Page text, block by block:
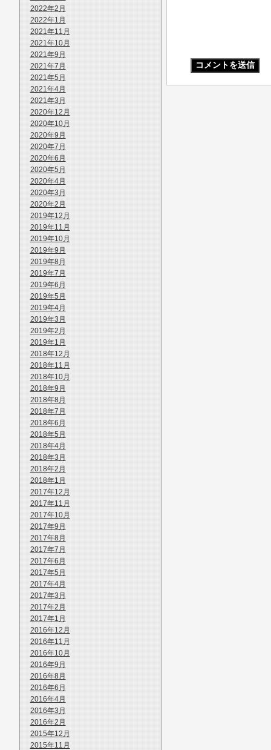
2022年2月
2022年1月
2021年11月
2021年10月
2021年9月
2021年7月
2021年5月
2021年4月
2021年3月
2020年12月
2020年10月
2020年9月
2020年7月
2020年6月
2020年5月
2020年4月
2020年3月
2020年2月
2019年12月
2019年11月
2019年10月
2019年9月
2019年8月
2019年7月
2019年6月
2019年5月
2019年4月
2019年3月
2019年2月
2019年1月
2018年12月
2018年11月
2018年10月
2018年9月
2018年8月
2018年7月
2018年6月
2018年5月
2018年4月
2018年3月
2018年2月
2018年1月
2017年12月
2017年11月
2017年10月
2017年9月
2017年8月
2017年7月
2017年6月
2017年5月
2017年4月
2017年3月
2017年2月
2017年1月
2016年12月
2016年11月
2016年10月
2016年9月
2016年8月
2016年6月
2016年4月
2016年3月
2016年2月
2015年12月
2015年11月